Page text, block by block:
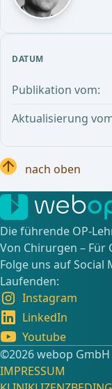
DATUM
Publikation vom:
Aktualisierung
nach oben
Die führende OP-
Von Chirurgen – Für
Folge uns auf
Laufenden:
Instagram
LinkedIn
Youtube
©️2026 webop GmbH
IMPRESSUM